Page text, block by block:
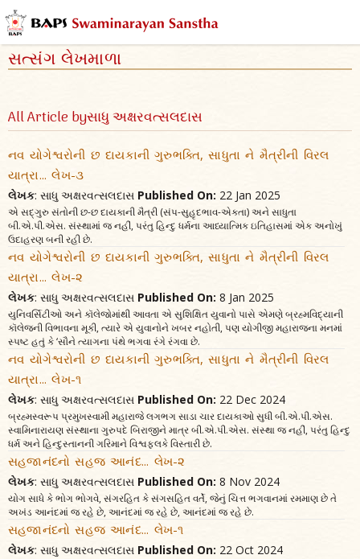
સત્સંગ લેખમાળા
All Article byસાધુ અક્ષરવત્સલદાસ
નવ યોગેશ્વરોની છ દાયકાની ગુરુભક્તિ, સાધુતા ને મૈત્રીની વિરલ
યાત્રા... લેખ-૩
લેખક: સાધુ અક્ષરવત્સલદાસ Published On: 22 Jan 2025
એ સદ્‌ગુરુ સંતોની છ-છ દાયકાની મૈત્રી (સંપ-સુહૃદભાવ-એકતા) અને સાધુતા
બી.એ.પી.એસ. સંસ્થામાં જ નહીં, પરંતુ હિન્દુ ધર્મના આધ્યાત્મિક ઇતિહાસમાં એક અનોખું
ઉદાહરણ બની રહી છે.
નવ યોગેશ્વરોની છ દાયકાની ગુરુભક્તિ, સાધુતા ને મૈત્રીની વિરલ
યાત્રા... લેખ-૨
લેખક: સાધુ અક્ષરવત્સલદાસ Published On: 8 Jan 2025
યુનિવર્સિટીઓ અને કૉલેજોમાંથી આવતા એ સુશિક્ષિત યુવાનો પાસે એમણે બ્રહ્મવિદ્યાની
કૉલેજની વિભાવના મૂકી, ત્યારે એ યુવાનોને ખબર નહોતી, પણ યોગીજી મહારાજના મનમાં
સ્પષ્ટ હતું કે ‘સૌને ત્યાગના પંથે ભગવા રંગે રંગવા છે.
નવ યોગેશ્વરોની છ દાયકાની ગુરુભક્તિ, સાધુતા ને મૈત્રીની વિરલ
યાત્રા... લેખ-૧
લેખક: સાધુ અક્ષરવત્સલદાસ Published On: 22 Dec 2024
બ્રહ્મસ્વરૂપ પ્રમુખસ્વામી મહારાજે લગભગ સાડા ચાર દાયકાઓ સુધી બી.એ.પી.એસ.
સ્વામિનારાયણ સંસ્થાના ગુરુપદે બિરાજીને માત્ર બી.એ.પી.એસ. સંસ્થા જ નહીં, પરંતુ હિન્દુ
ધર્મ અને હિન્દુસ્તાનની ગરિમાને વિશ્વફલકે વિસ્તારી છે.
સહજાનંદનો સહજ આનંદ... લેખ-૨
લેખક: સાધુ અક્ષરવત્સલદાસ Published On: 8 Nov 2024
યોગ સાધે કે ભોગ ભોગવે, સંગરહિત કે સંગસહિત વર્તે, જેનું ચિત્ત ભગવાનમાં રમમાણ છે તે
અખંડ આનંદમાં જ રહે છે, આનંદમાં જ રહે છે, આનંદમાં જ રહે છે.
સહજાનંદનો સહજ આનંદ... લેખ-૧
લેખક: સાધુ અક્ષરવત્સલદાસ Published On: 22 Oct 2024